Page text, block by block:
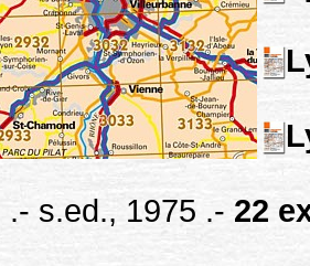
.- s.ed., 1975 .- 22